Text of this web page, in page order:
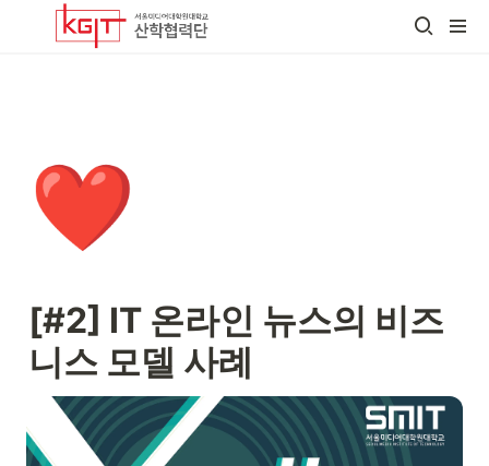
❤️
[#2] IT 온라인 뉴스의 비즈
니스 모델 사례